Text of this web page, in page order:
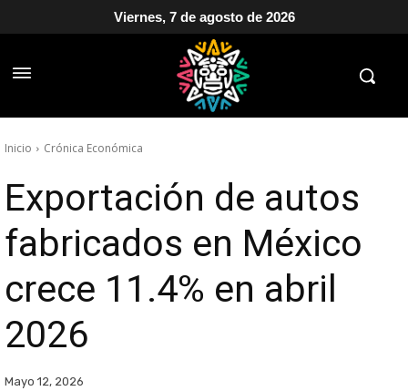
Viernes, 7 de agosto de 2026
Inicio Crónica Económica
Exportación de autos
fabricados en México
crece 11.4% en abril
2026
Mayo 12, 2026